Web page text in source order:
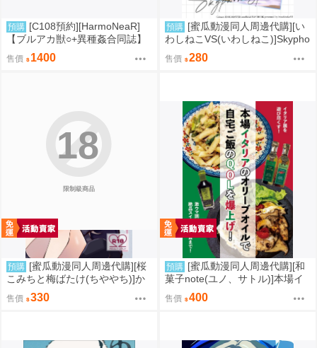
預購 [C108預約][HarmoNeaR]
【ブルアカ獣○+異種姦合同誌】
Sow do on me! vol.3 蔚藍檔案
同人誌040031332357
售價 1400
預購 [蜜瓜動漫同人周邊代購][い
わしねこVS(いわしねこ)]Skypho
ne Speaker(學園偶像大師)(同人
誌)
售價 280
限制級商品
18
預購 [蜜瓜動漫同人周邊代購][桜
こみちと梅ばたけ(ちややち)]か
わいいふたりがいちゃあま×××し
てるだけのはなし(同人誌)
售價 330
預購 [蜜瓜動漫同人周邊代購][和
菓子note(ユノ、サトル)]本場イ
タリアのオリーブオイルで自宅
ご飯のQOLを爆上げ!(同人誌)
售價 400